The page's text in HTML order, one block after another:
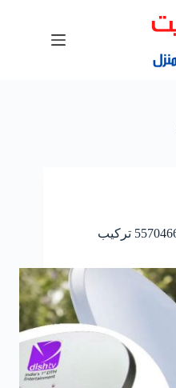
فني ستلايت الشويخ السكنية 55704664 تركيب